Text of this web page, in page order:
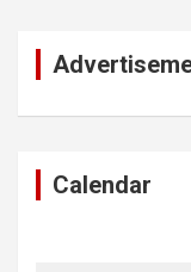
Calendar